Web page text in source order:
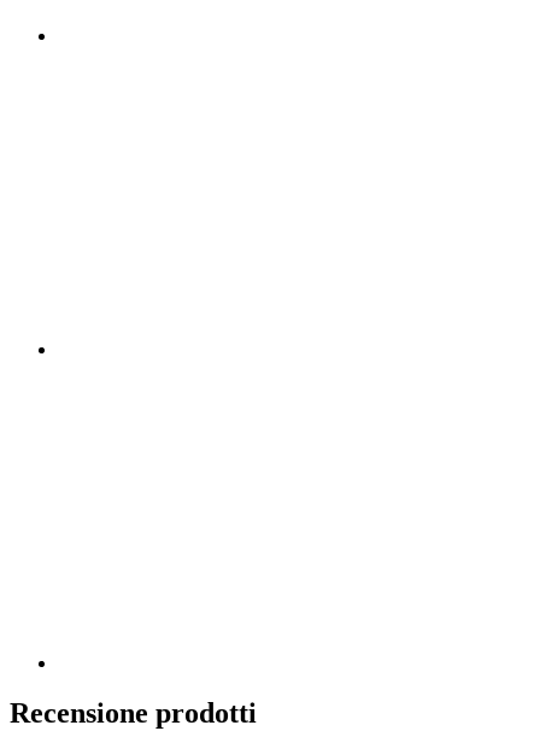
Recensione prodotti